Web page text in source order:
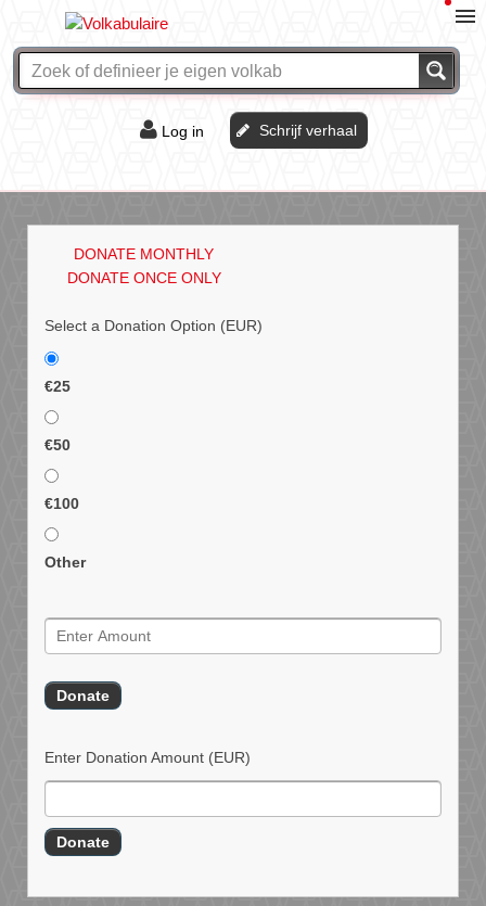
Log in Schrijf verhaal
DONATE MONTHLY
DONATE ONCE ONLY
Select a Donation Option (EUR)
€25
€50
€100
Other
Enter Donation Amount (EUR)